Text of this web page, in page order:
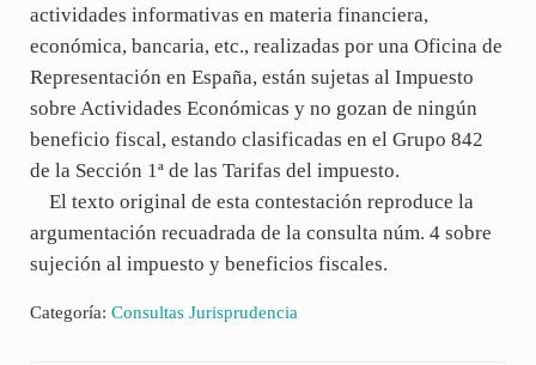
actividades informativas en materia financiera,
económica, bancaria, etc., realizadas por una Oficina de
Representación en España, están sujetas al Impuesto
sobre Actividades Económicas y no gozan de ningún
beneficio fiscal, estando clasificadas en el Grupo 842
de la Sección 1ª de las Tarifas del impuesto.
El texto original de esta contestación reproduce la
argumentación recuadrada de la consulta núm. 4 sobre
sujeción al impuesto y beneficios fiscales.
Categoría: Consultas Jurisprudencia